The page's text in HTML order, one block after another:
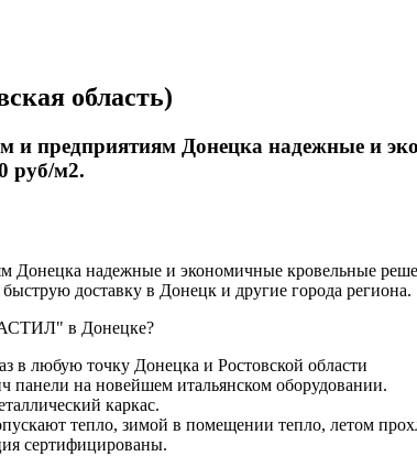
область)
Донецка надежные и
руб/м2.
надежные и экономичные кровельные
доставку в Донецк и другие города региона.
в Донецке?
в любую точку Донецка и Ростовской области
панели на новейшем итальянском оборудовании.
каркас.
тепло, зимой в помещении тепло, летом
сертифицированы.